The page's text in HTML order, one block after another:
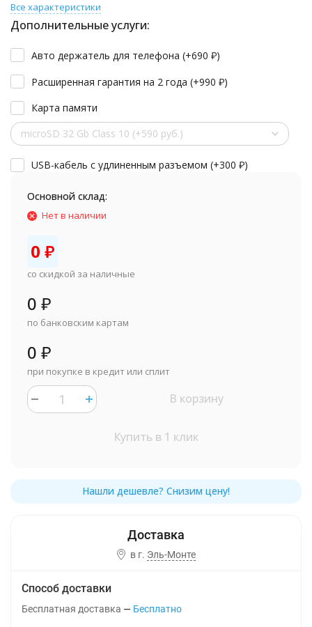
Все характеристики
Дополнительные услуги:
Авто держатель для телефона (+690 ₽)
Расширенная гарантия на 2 года (+990 ₽)
Карта памяти
microSD 32 Gb Class 10 (+590 руб.)
USB-кабель с удлиненным разъемом (+300 ₽)
Основной склад:
Нет в наличии
0 ₽
со скидкой за наличные
0 ₽
по банковским картам
0 ₽
при покупке в кредит или сплит
В корзину
Купить в 1 клик
в г. Эль-Монте
Способ доставки
Бесплатная доставка Бесплатно